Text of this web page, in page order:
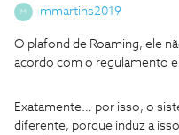
M mmartins2019
O plafond de Roaming, ele
acordo com o regulamento
Exatamente… por isso, o
diferente, porque induz a